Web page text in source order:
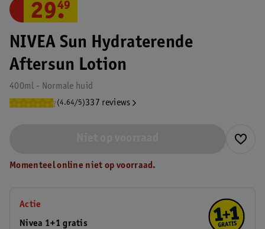
NIVEA Sun Hydraterende
Aftersun Lotion
400ml - Normale huid
(4.64/5)337 reviews
29.
49
Momenteel online niet op voorraad.
Actie
Nivea 1+1 gratis